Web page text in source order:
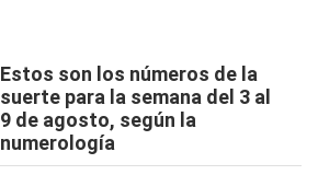
Estos son los números de la
suerte para la semana del 3 al
9 de agosto, según la
numerología